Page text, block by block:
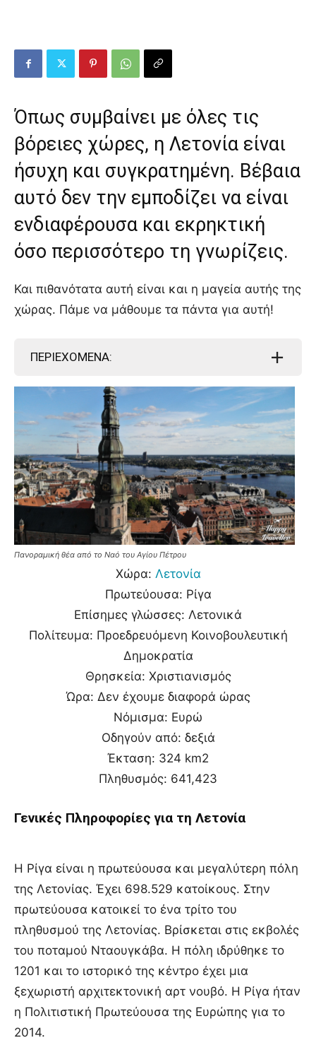
Όπως συμβαίνει με όλες τις
βόρειες χώρες, η Λετονία είναι
ήσυχη και συγκρατημένη. Βέβαια
αυτό δεν την εμποδίζει να είναι
ενδιαφέρουσα και εκρηκτική
όσο περισσότερο τη γνωρίζεις.
Και πιθανότατα αυτή είναι και η μαγεία αυτής της
χώρας. Πάμε να μάθουμε τα πάντα για αυτή!
ΠΕΡΙΕΧΟΜΕΝΑ:
Πανοραμική θέα από το Ναό του Αγίου Πέτρου
Χώρα: Λετονία
Πρωτεύουσα: Ρίγα
Επίσημες γλώσσες: Λετονικά
Πολίτευμα: Προεδρευόμενη Κοινοβουλευτική
Δημοκρατία
Θρησκεία: Χριστιανισμός
Ώρα: Δεν έχουμε διαφορά ώρας
Νόμισμα: Ευρώ
Οδηγούν από: δεξιά
Έκταση: 324 km2
Πληθυσμός: 641,423
Γενικές Πληροφορίες για τη Λετονία
Η Ρίγα είναι η πρωτεύουσα και μεγαλύτερη πόλη
της Λετονίας. Έχει 698.529 κατοίκους. Στην
πρωτεύουσα κατοικεί το ένα τρίτο του
πληθυσμού της Λετονίας. Βρίσκεται στις εκβολές
του ποταμού Νταουγκάβα. Η πόλη ιδρύθηκε το
1201 και το ιστορικό της κέντρο έχει μια
ξεχωριστή αρχιτεκτονική αρτ νουβό. Η Ρίγα ήταν
η Πολιτιστική Πρωτεύουσα της Ευρώπης για το
2014.